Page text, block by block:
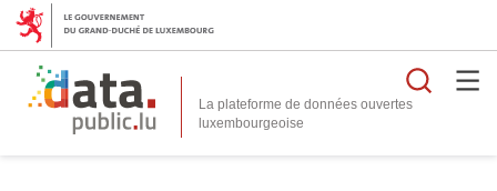
La plateforme de données ouvertes